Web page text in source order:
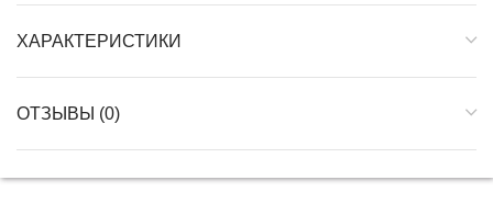
ХАРАКТЕРИСТИКИ
ОТЗЫВЫ (0)